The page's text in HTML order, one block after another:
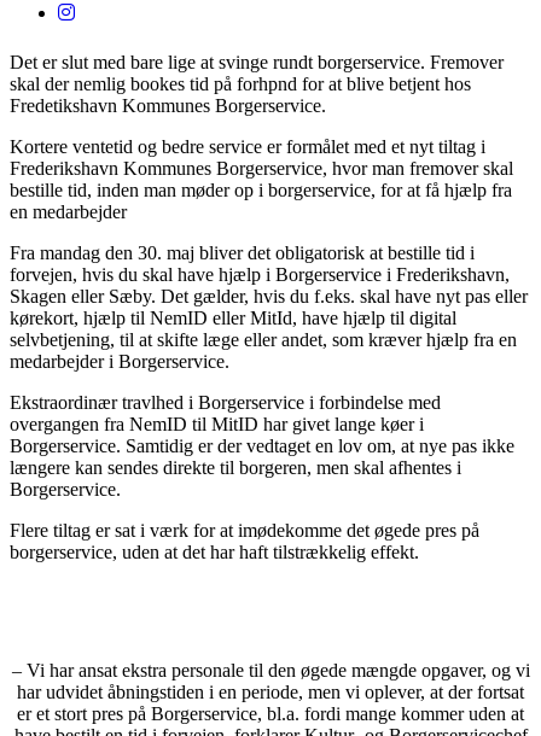
Det er slut med bare lige at svinge rundt borgerservice. Fremover
skal der nemlig bookes tid på forhpnd for at blive betjent hos
Fredetikshavn Kommunes Borgerservice.
Kortere ventetid og bedre service er formålet med et nyt tiltag i
Frederikshavn Kommunes Borgerservice, hvor man fremover skal
bestille tid, inden man møder op i borgerservice, for at få hjælp fra
en medarbejder
Fra mandag den 30. maj bliver det obligatorisk at bestille tid i
forvejen, hvis du skal have hjælp i Borgerservice i Frederikshavn,
Skagen eller Sæby. Det gælder, hvis du f.eks. skal have nyt pas eller
kørekort, hjælp til NemID eller MitId, have hjælp til digital
selvbetjening, til at skifte læge eller andet, som kræver hjælp fra en
medarbejder i Borgerservice.
Ekstraordinær travlhed i Borgerservice i forbindelse med
overgangen fra NemID til MitID har givet lange køer i
Borgerservice. Samtidig er der vedtaget en lov om, at nye pas ikke
længere kan sendes direkte til borgeren, men skal afhentes i
Borgerservice.
Flere tiltag er sat i værk for at imødekomme det øgede pres på
borgerservice, uden at det har haft tilstrækkelig effekt.
– Vi har ansat ekstra personale til den øgede mængde opgaver, og vi
har udvidet åbningstiden i en periode, men vi oplever, at der fortsat
er et stort pres på Borgerservice, bl.a. fordi mange kommer uden at